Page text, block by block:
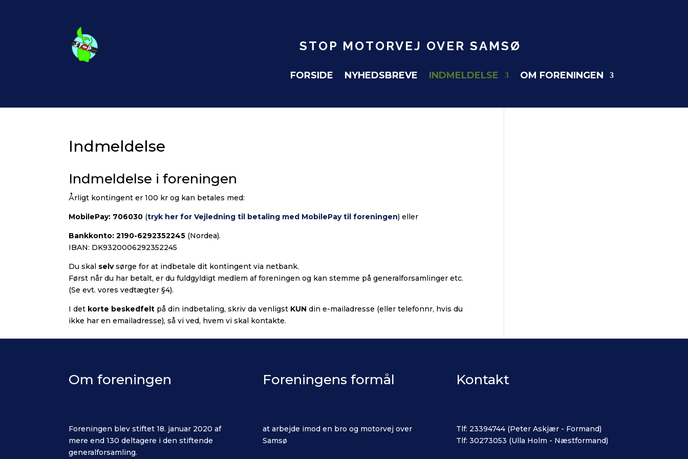
STOP MOTORVEJ OVER SAMSØ
FORSIDE NYHEDSBREVE INDMELDELSE OM FORENINGEN
Indmeldelse
Indmeldelse i foreningen
Årligt kontingent er 100 kr og kan betales med:
MobilePay: 706030 (tryk her for Vejledning til betaling med MobilePay til foreningen) eller
Bankkonto: 2190-6292352245 (Nordea).
IBAN: DK9320006292352245
Du skal selvsørge for at indbetale dit kontingent via netbank.
Først når du har betalt, er du fuldgyldigt medlem af foreningen og kan stemme på generalforsamlinger etc.
(Se evt. vores vedtægter §4).
I det korte beskedfelt på din indbetaling, skriv da venligst KUN din e-mailadresse (eller telefonnr, hvis du
ikke har en emailadresse), så vi ved, hvem vi skal kontakte.
Om foreningen
Foreningen blev stiftet 18. januar 2020 af
mere end 130 deltagere i den stiftende
generalforsamling.
Foreningens formål
at arbejde imod en bro og motorvej over
Samsø
Kontakt
Tlf: 23394744 (Peter Askjær - Formand)
Tlf: 30273053 (Ulla Holm - Næstformand)